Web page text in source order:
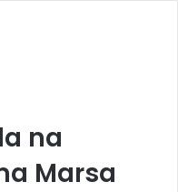
na
Marsa